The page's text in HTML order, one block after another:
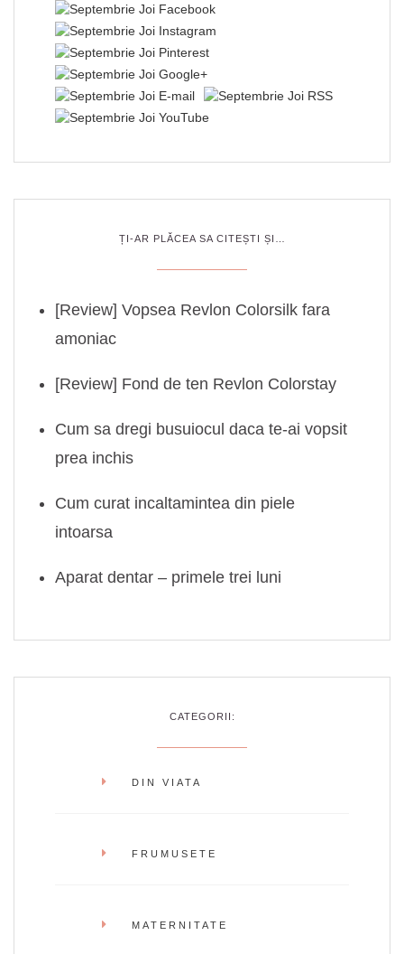
ȚI-AR PLĂCEA SA CITEȘTI ȘI…
[Review] Vopsea Revlon Colorsilk fara
amoniac
[Review] Fond de ten Revlon Colorstay
Cum sa dregi busuiocul daca te-ai vopsit
prea inchis
Cum curat incaltamintea din piele
intoarsa
Aparat dentar – primele trei luni
CATEGORII:
DIN VIATA
FRUMUSETE
MATERNITATE